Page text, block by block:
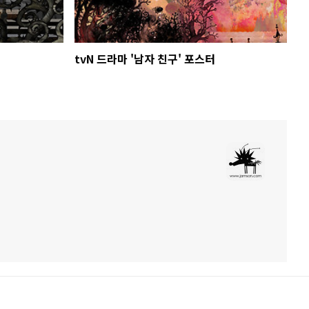
tvN 드라마 '남자 친구' 포스터